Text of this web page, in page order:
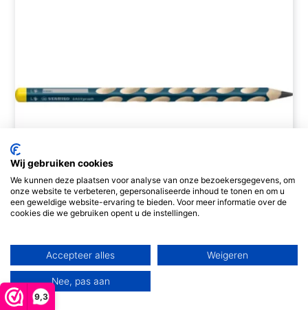
9,3
Stabilo grafietpotlood linkshandig
€2,50
Wij gebruiken cookies
We kunnen deze plaatsen voor analyse van onze bezoekersgegevens, om
onze website te verbeteren, gepersonaliseerde inhoud te tonen en om u
een geweldige website-ervaring te bieden. Voor meer informatie over de
cookies die we gebruiken opent u de instellingen.
Accepteer alles Weigeren
Nee, pas aan